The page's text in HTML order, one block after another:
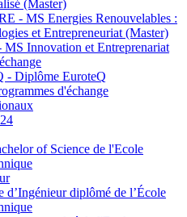
(Master)
- MS Energies Renouvelables :
et Entrepreneuriat (Master)
Innovation et Entreprenariat
- Diplôme EuroteQ
d'échange
of Science de l'Ecole
d’Ingénieur diplômé de l’École